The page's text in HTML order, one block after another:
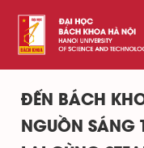
ĐẾN BÁCH
NGUỒN SÁNG